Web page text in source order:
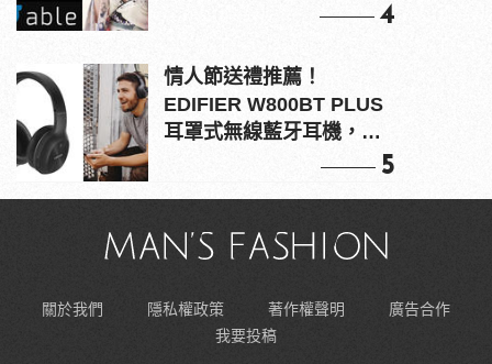
4
情人節送禮推薦！
EDIFIER W800BT PLUS
耳罩式無線藍牙耳機，在
5
關於我們 隱私權政策 著作權聲明
廣告合作
我要投稿